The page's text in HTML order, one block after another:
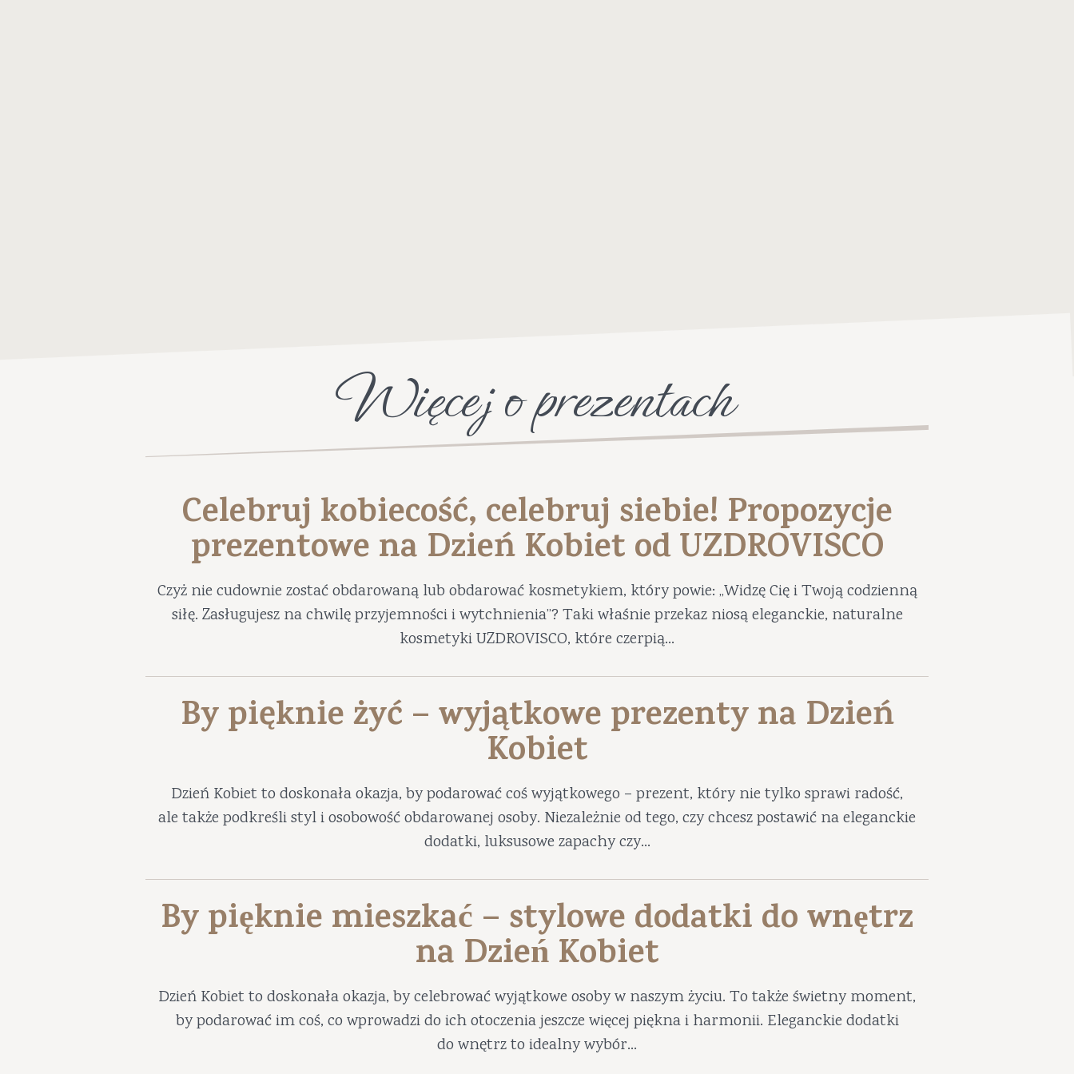
Więcej o prezentach
Celebruj kobiecość, celebruj siebie! Propozycje
prezentowe na Dzień Kobiet od UZDROVISCO
Czyż nie cudownie zostać obdarowaną lub obdarować kosmetykiem, który powie: „Widzę Cię i Twoją codzienną
siłę. Zasługujesz na chwilę przyjemności i wytchnienia”? Taki właśnie przekaz niosą eleganckie, naturalne
kosmetyki UZDROVISCO, które czerpią...
By pięknie żyć – wyjątkowe prezenty na Dzień
Kobiet
Dzień Kobiet to doskonała okazja, by podarować coś wyjątkowego – prezent, który nie tylko sprawi radość,
ale także podkreśli styl i osobowość obdarowanej osoby. Niezależnie od tego, czy chcesz postawić na eleganckie
dodatki, luksusowe zapachy czy...
By pięknie mieszkać – stylowe dodatki do wnętrz
na Dzień Kobiet
Dzień Kobiet to doskonała okazja, by celebrować wyjątkowe osoby w naszym życiu. To także świetny moment,
by podarować im coś, co wprowadzi do ich otoczenia jeszcze więcej piękna i harmonii. Eleganckie dodatki
do wnętrz to idealny wybór...